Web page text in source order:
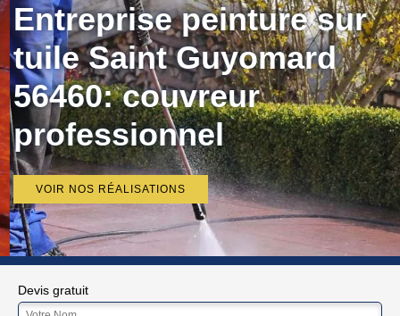
Entreprise peinture sur
tuile Saint Guyomard
56460: couvreur
professionnel
VOIR NOS RÉALISATIONS
Devis gratuit